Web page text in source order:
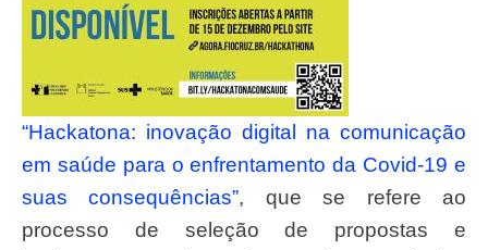
“Hackatona: inovação digital na comunicação
em saúde para o enfrentamento da Covid-19 e
suas consequências”, que se refere ao
processo de seleção de propostas e